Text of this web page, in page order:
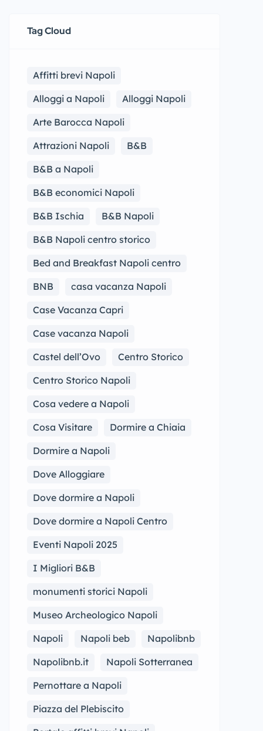
Tag Cloud
Affitti brevi Napoli
Alloggi a Napoli
Alloggi Napoli
Arte Barocca Napoli
Attrazioni Napoli
B&B
B&B a Napoli
B&B economici Napoli
B&B Ischia
B&B Napoli
B&B Napoli centro storico
Bed and Breakfast Napoli centro
BNB
casa vacanza Napoli
Case Vacanza Capri
Case vacanza Napoli
Castel dell’Ovo
Centro Storico
Centro Storico Napoli
Cosa vedere a Napoli
Cosa Visitare
Dormire a Chiaia
Dormire a Napoli
Dove Alloggiare
Dove dormire a Napoli
Dove dormire a Napoli Centro
Eventi Napoli 2025
I Migliori B&B
monumenti storici Napoli
Museo Archeologico Napoli
Napoli
Napoli beb
Napolibnb
Napolibnb.it
Napoli Sotterranea
Pernottare a Napoli
Piazza del Plebiscito